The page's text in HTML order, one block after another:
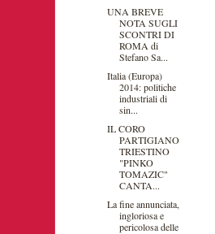
UNA BREVE
NOTA SUGLI
SCONTRI DI
ROMA di
Stefano Sa...
Italia (Europa)
2014: politiche
industriali di
sin...
IL CORO
PARTIGIANO
TRIESTINO
"PINKO
TOMAZIC"
CANTA...
La fine annunciata,
ingloriosa e
pericolosa delle